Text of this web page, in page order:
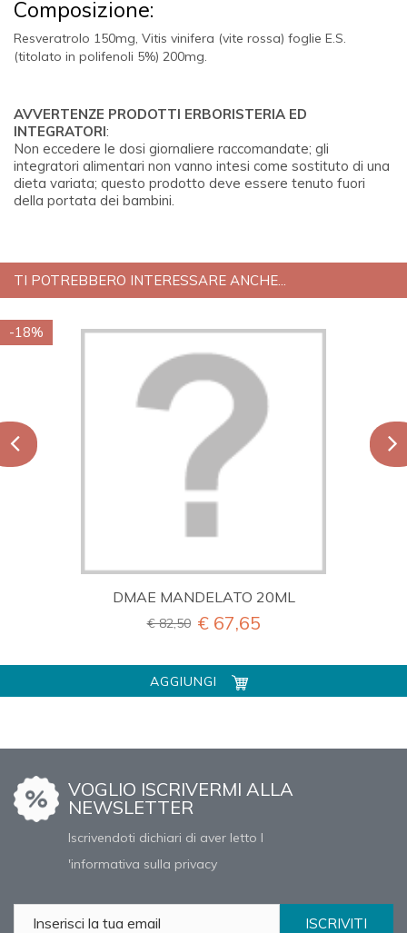
Composizione:
Resveratrolo 150mg, Vitis vinifera (vite rossa) foglie E.S.
(titolato in polifenoli 5%) 200mg.
AVVERTENZE PRODOTTI ERBORISTERIA ED
INTEGRATORI:
Non eccedere le dosi giornaliere raccomandate; gli
integratori alimentari non vanno intesi come sostituto di una
dieta variata; questo prodotto deve essere tenuto fuori
della portata dei bambini.
TI POTREBBERO INTERESSARE ANCHE...
DMAE MANDELATO 20ML
€ 82,50 € 67,65
-18%
AGGIUNGI
VOGLIO ISCRIVERMI ALLA
NEWSLETTER
Iscrivendoti dichiari di aver letto l
'informativa sulla privacy
ISCRIVITI